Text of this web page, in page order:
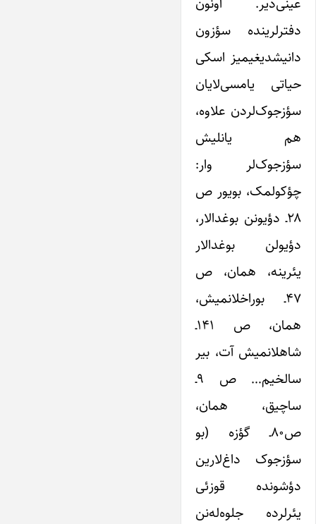
دفترلرینده سؤزون
دانیشدیغیمیز اسکی
حیاتی یامسی‌‌‌‌لایان
سؤزجوک‌‌‌‌لردن علاوه،
هم یانلیش
سؤزجوک‌‌‌‌لر وار:
چؤکولمک، بویور ص
۲۸ـ دؤیونن بوغدالار،
دؤیولن بوغدالار
یئرینه، همان، ص
۴۷ـ بوراخلانمیش،
همان، ص ۱۴۱ـ
شاهلانمیش آت، بیر
سالخیم… ص ۹ـ
ساچیق، همان،
ص۸۰ـ گؤزه (بو
سؤزجوک داغ‌‌‌‌لارین
دؤشونده قوزئی
یئرلرده جلوه‌‌‌‌له‌‌‌‌نن